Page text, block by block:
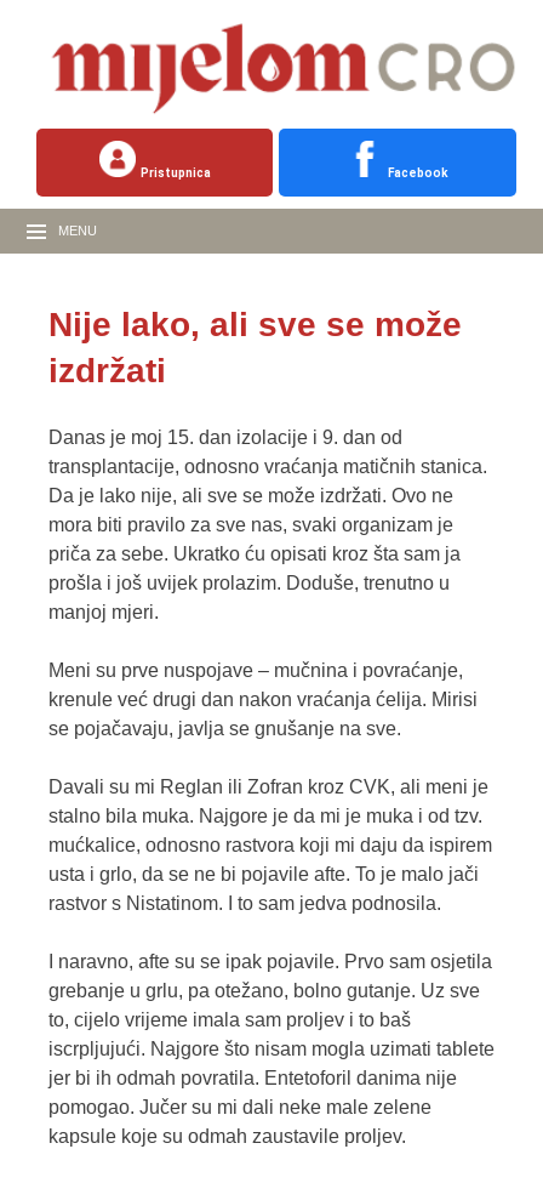
Pristupnica Facebook
MENU
Nije lako, ali sve se može
izdržati
Danas je moj 15. dan izolacije i 9. dan od
transplantacije, odnosno vraćanja matičnih stanica.
Da je lako nije, ali sve se može izdržati. Ovo ne
mora biti pravilo za sve nas, svaki organizam je
priča za sebe. Ukratko ću opisati kroz šta sam ja
prošla i još uvijek prolazim. Doduše, trenutno u
manjoj mjeri.
Meni su prve nuspojave – mučnina i povraćanje,
krenule već drugi dan nakon vraćanja ćelija. Mirisi
se pojačavaju, javlja se gnušanje na sve.
Davali su mi Reglan ili Zofran kroz CVK, ali meni je
stalno bila muka. Najgore je da mi je muka i od tzv.
mućkalice, odnosno rastvora koji mi daju da ispirem
usta i grlo, da se ne bi pojavile afte. To je malo jači
rastvor s Nistatinom. I to sam jedva podnosila.
I naravno, afte su se ipak pojavile. Prvo sam osjetila
grebanje u grlu, pa otežano, bolno gutanje. Uz sve
to, cijelo vrijeme imala sam proljev i to baš
iscrpljujući. Najgore što nisam mogla uzimati tablete
jer bi ih odmah povratila. Entetoforil danima nije
pomogao. Jučer su mi dali neke male zelene
kapsule koje su odmah zaustavile proljev.